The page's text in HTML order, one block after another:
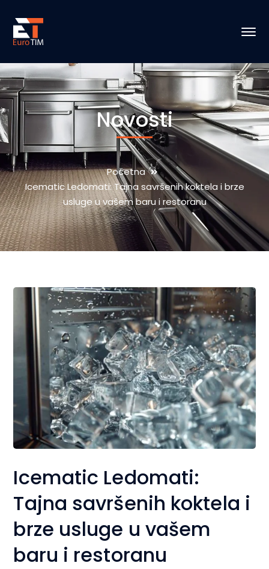
Novosti
Početna
Icematic Ledomati: Tajna savršenih koktela i brze
usluge u vašem baru i restoranu
Icematic Ledomati:
Tajna savršenih koktela i
brze usluge u vašem
baru i restoranu